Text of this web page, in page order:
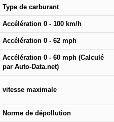
Type de carburant
Accélération 0 - 100 km/h
Accélération 0 - 62 mph
Accélération 0 - 60 mph (Calculé
par Auto-Data.net)
vitesse maximale
Norme de dépollution